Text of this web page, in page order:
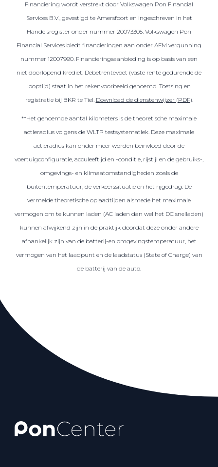
Financiering wordt verstrekt door Volkswagen Pon Financial
Services B.V., gevestigd te Amersfoort en ingeschreven in het
Handelsregister onder nummer 20073305. Volkswagen Pon
Financial Services biedt financieringen aan onder AFM vergunning
nummer 12007990. Financieringsaanbieding is op basis van een
niet doorlopend krediet. Debetrentevoet (vaste rente gedurende de
looptijd) staat in het rekenvoorbeeld genoemd. Toetsing en
registratie bij BKR te Tiel. Download de dienstenwijzer (PDF).
**Het genoemde aantal kilometers is de theoretische maximale
actieradius volgens de WLTP testsystematiek. Deze maximale
actieradius kan onder meer worden beïnvloed door de
voertuigconfiguratie, acculeeftijd en -conditie, rijstijl en de gebruiks-,
omgevings- en klimaatomstandigheden zoals de
buitentemperatuur, de verkeerssituatie en het rijgedrag. De
vermelde theoretische oplaadtijden alsmede het maximale
vermogen om te kunnen laden (AC laden dan wel het DC snelladen)
kunnen afwijkend zijn in de praktijk doordat deze onder andere
afhankelijk zijn van de batterij-en omgevingstemperatuur, het
vermogen van het laadpunt en de laadstatus (State of Charge) van
de batterij van de auto.